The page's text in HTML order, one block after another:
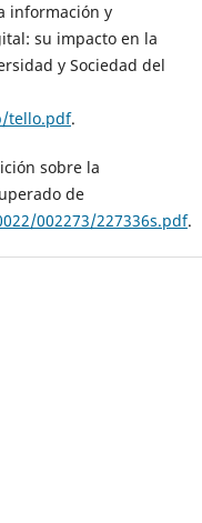
información y
su impacto en la
y Sociedad del
tello.pdf.
sobre la
de
002273/227336s.pdf.